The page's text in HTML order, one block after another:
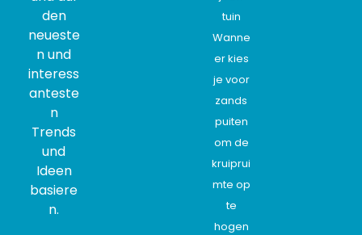
den
neueste
n und
interess
anteste
n
Trends
und
Ideen
basiere
n.
tuin
Wanne
er kies
je voor
zands
puiten
om de
kruiprui
mte op
te
hogen